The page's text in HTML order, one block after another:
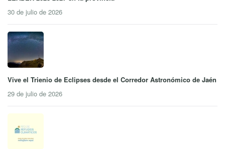
30 de julio de 2026
Vive el Trienio de Eclipses desde el Corredor Astronómico de Jaén
29 de julio de 2026